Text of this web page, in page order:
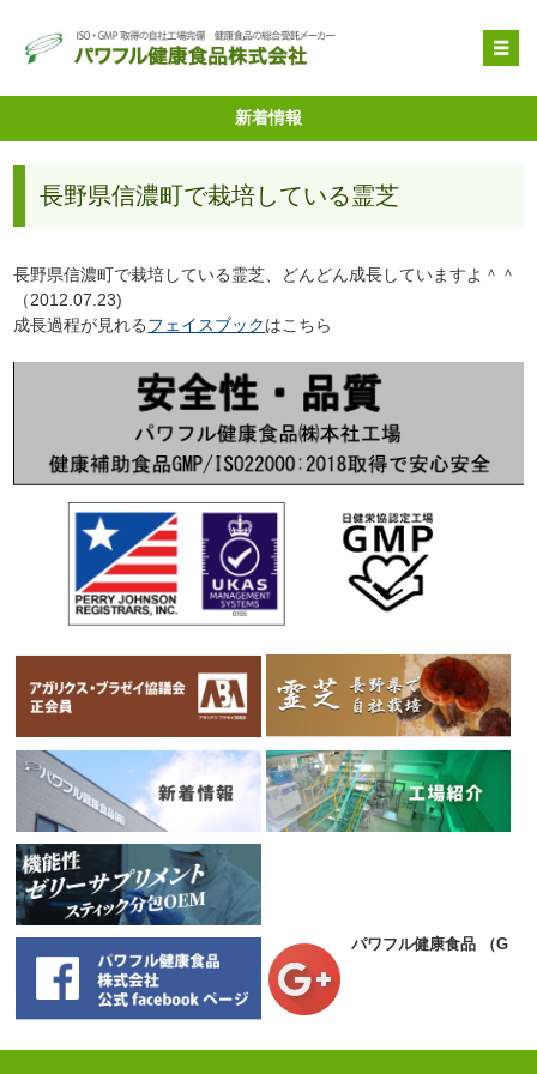
OEM受託製造
原料提供
品質管理・取得特許
企業情報
新着情報
長野県信濃町で栽培している霊芝
長野県信濃町で栽培している霊芝、どんどん成長していますよ＾＾
（2012.07.23)
成長過程が見れるフェイスブックはこちら
パワフル健康食品 （